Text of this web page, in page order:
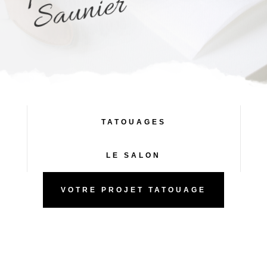
r
TATOUAGES
LE SALON
VOTRE PROJET TATOUAGE